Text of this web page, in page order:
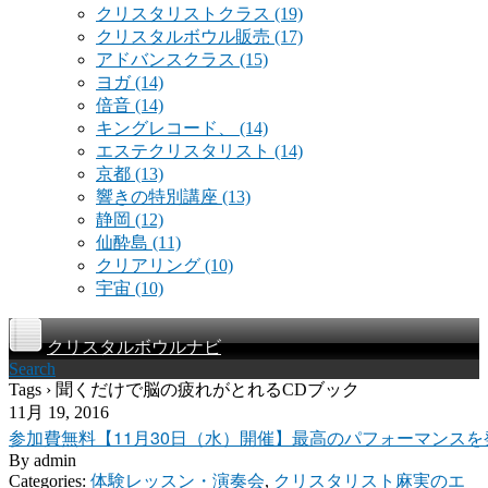
クリスタリストクラス (19)
クリスタルボウル販売 (17)
アドバンスクラス (15)
ヨガ(14)
倍音 (14)
キングレコード、 (14)
エステクリスタリスト (14)
京都 (13)
響きの特別講座 (13)
静岡 (12)
仙酔島 (11)
クリアリング (10)
宇宙 (10)
クリスタルボウルナビ
Search
Tags › 聞くだけで脳の疲れがとれるCDブック
11月 19, 2016
参加費無料【11月30日（水）開催】最高のパフォーマンス
By admin
Categories: 体験レッスン・演奏会, クリスタリスト麻実のエ